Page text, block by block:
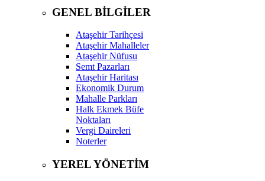
GENEL BİLGİLER
Ataşehir Tarihçesi
Ataşehir Mahalleler
Ataşehir Nüfusu
Semt Pazarları
Ataşehir Haritası
Ekonomik Durum
Mahalle Parkları
Halk Ekmek Büfe
Noktaları
Vergi Daireleri
Noterler
YEREL YÖNETİM